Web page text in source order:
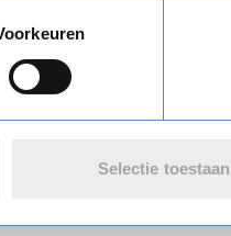
Selectie toestaan
van 123opzeggen